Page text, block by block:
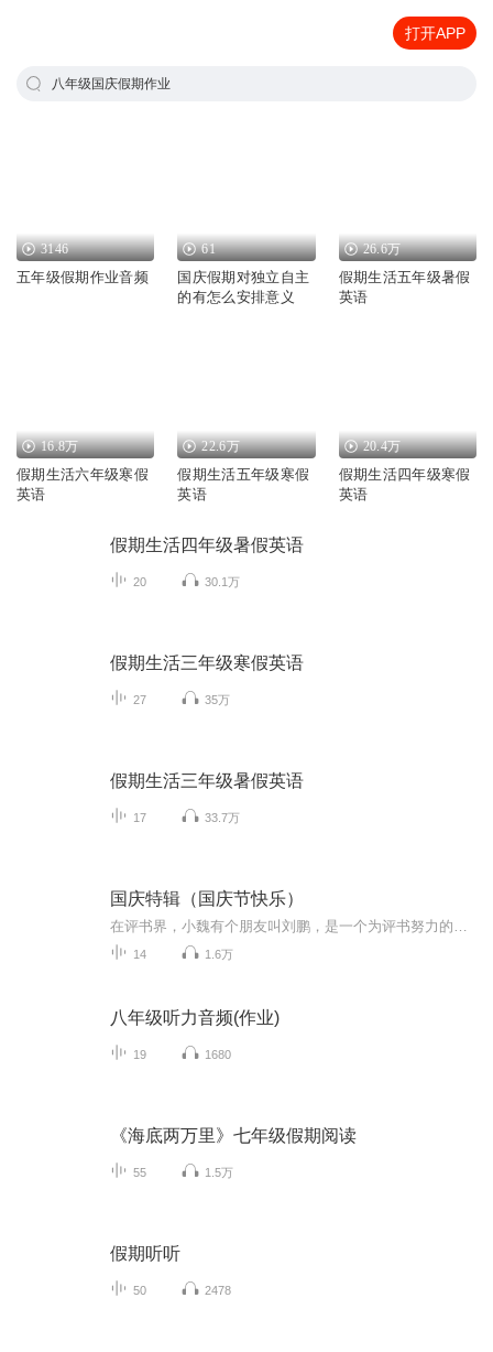
打开APP
八年级国庆假期作业
3146
五年级假期作业音频
61
国庆假期对独立自主
的有怎么安排意义
26.6万
假期生活五年级暑假
英语
16.8万
假期生活六年级寒假
英语
22.6万
假期生活五年级寒假
英语
20.4万
假期生活四年级寒假
英语
假期生活四年级暑假英语
20 30.1万
假期生活三年级寒假英语
27 35万
假期生活三年级暑假英语
17 33.7万
国庆特辑（国庆节快乐）
14 1.6万
八年级听力音频(作业)
19 1680
《海底两万里》七年级假期阅读
55 1.5万
假期听听
50 2478